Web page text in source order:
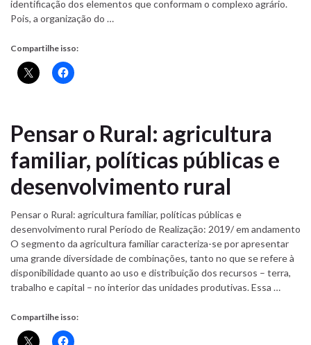
identificação dos elementos que conformam o complexo agrário.
Pois, a organização do …
Compartilhe isso:
Pensar o Rural: agricultura
familiar, políticas públicas e
desenvolvimento rural
Pensar o Rural: agricultura familiar, políticas públicas e
desenvolvimento rural Período de Realização: 2019/ em andamento
O segmento da agricultura familiar caracteriza-se por apresentar
uma grande diversidade de combinações, tanto no que se refere à
disponibilidade quanto ao uso e distribuição dos recursos – terra,
trabalho e capital – no interior das unidades produtivas. Essa …
Compartilhe isso: